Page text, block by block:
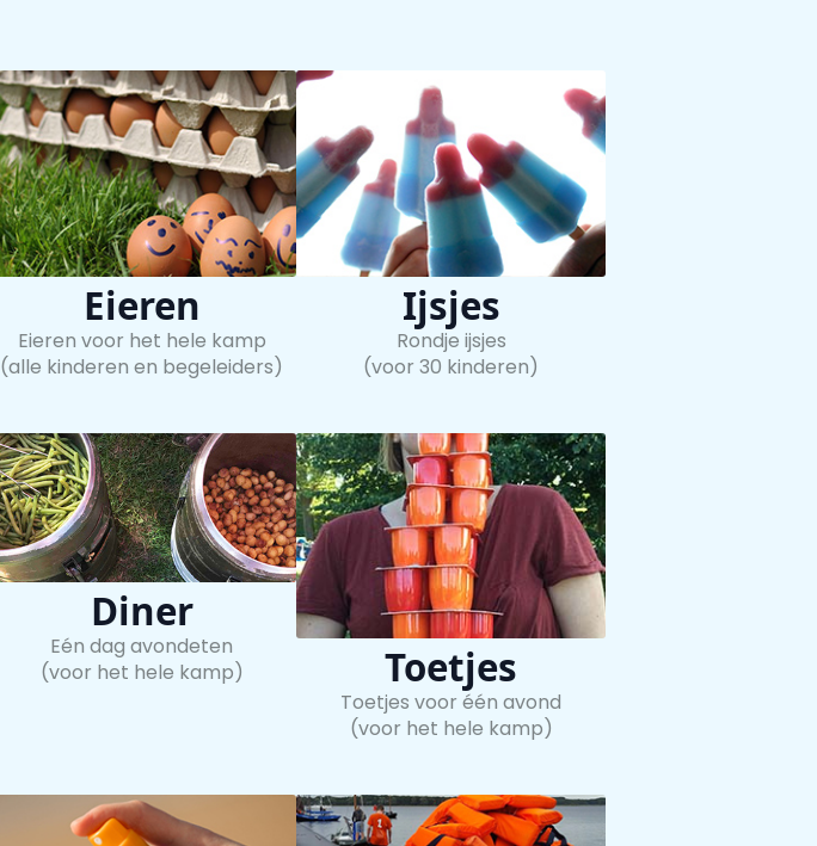
Eieren
Eieren voor het hele kamp
(alle kinderen en begeleiders)
Ijsjes
Rondje ijsjes
(voor 30 kinderen)
Diner
Eén dag avondeten
(voor het hele kamp)
Toetjes
Toetjes voor één avond
(voor het hele kamp)